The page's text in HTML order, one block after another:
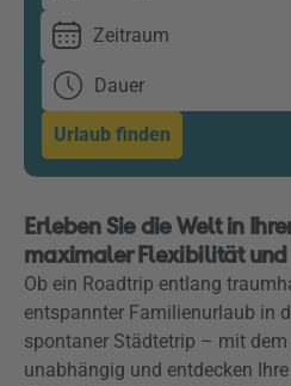
Zeitraum
Dauer
Urlaub finden
Erleben Sie die Welt in
maximaler Flexibilität
Ob ein Roadtrip entlang
entspannter Familienurlaub in
spontaner Städtetrip – mit
unabhängig und entdecken